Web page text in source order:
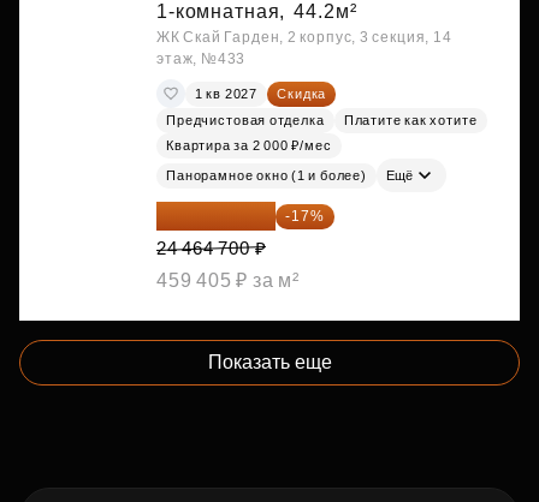
1-комнатная, 44.2м²
ЖК Скай Гарден, 2 корпус, 3 секция, 14
этаж, №433
1 кв 2027
Скидка
Предчистовая отделка
Платите как хотите
Квартира за 2 000 ₽/мес
Панорамное окно (1 и более) Ещё
20 305 701 ₽ -17%
24 464 700 ₽
459 405 ₽ за м²
Показать еще